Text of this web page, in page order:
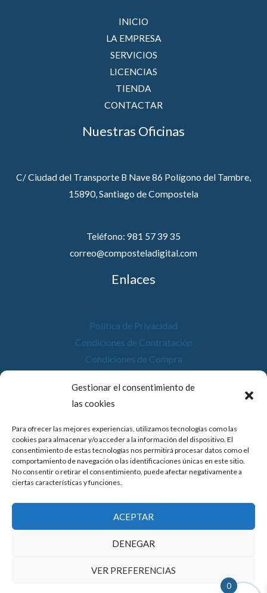
Gestionar el consentimiento de
las cookies
Para ofrecer las mejores experiencias, utilizamos tecnologías como las
cookies para almacenar y/o acceder a la información del dispositivo. El
consentimiento de estas tecnologías nos permitirá procesar datos como el
comportamiento de navegación o las identificaciones únicas en este sitio.
No consentir o retirar el consentimiento, puede afectar negativamente a
ciertas características y funciones.
ACEPTAR
DENEGAR
VER PREFERENCIAS
INICIO
LA EMPRESA
SERVICIOS
LICENCIAS
TIENDA
CONTACTAR
Nuestras Oficinas
C/ Ciudad del Transporte B Nave 86 Polígono del Tambre,
15890, Santiago de Compostela
Teléfono: 981 57 39 35
correo@composteladigital.com
Enlaces
Política de Privacidad
Condiciones de Contratación
Condiciones de Compra
Política de Cookies
Accesibilidad
© 2026 Compostela Digital
Financiado por la Unión Europea con el programa de Kit
Digital por los fondos Next Generation (EU) del
0